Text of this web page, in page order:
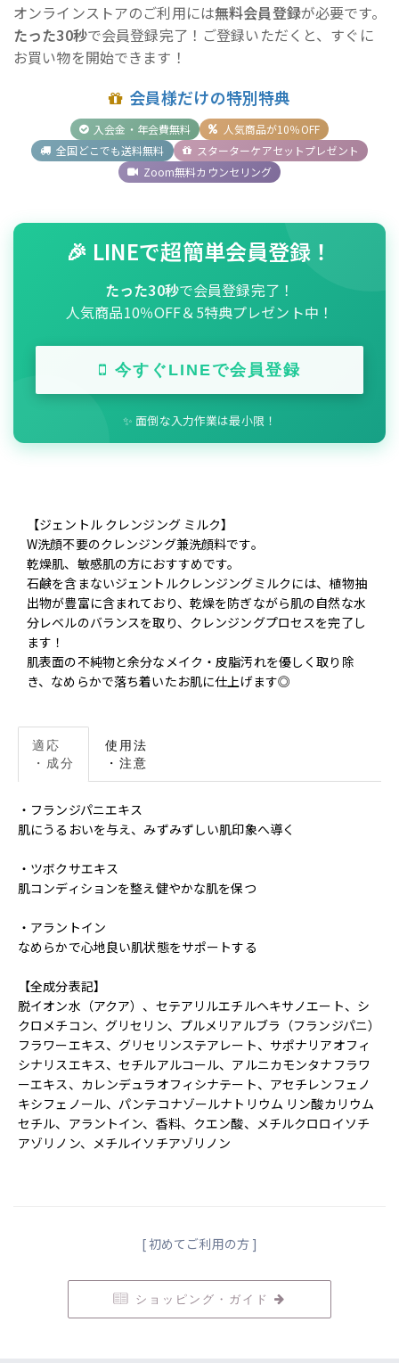
オンラインストアのご利用には無料会員登録が必要です。
たった30秒で会員登録完了！ご登録いただくと、すぐに
お買い物を開始できます！
会員様だけの特別特典
入会金・年会費無料
人気商品が10％OFF
全国どこでも送料無料
スターターケアセットプレゼント
Zoom無料カウンセリング
🎉 LINEで超簡単会員登録！
たった30秒で会員登録完了！
人気商品10％OFF＆5特典プレゼント中！
今すぐLINEで会員登録
✨ 面倒な入力作業は最小限！
【ジェントル クレンジング ミルク】
W洗顔不要のクレンジング兼洗顔料です。
乾燥肌、敏感肌の方におすすめです。
⽯鹸を含まないジェントルクレンジングミルクには、植物抽
出物が豊富に含まれており、乾燥を防ぎながら肌の⾃然な⽔
分レベルのバランスを取り、クレンジングプロセスを完了し
ます！
肌表面の不純物と余分なメイク・皮脂汚れを優しく取り除
き、なめらかで落ち着いたお肌に仕上げます◎
適応
・成分
使用法
・注意
・フランジパニエキス
肌にうるおいを与え、みずみずしい肌印象へ導く
・ツボクサエキス
肌コンディションを整え健やかな肌を保つ
・アラントイン
なめらかで心地良い肌状態をサポートする
【全成分表記】
脱イオン⽔（アクア）、セテアリルエチルヘキサノエート、シ
クロメチコン、グリセリン、プルメリアルブラ（フランジパニ）
フラワーエキス、グリセリンステアレート、サポナリアオフィ
シナリスエキス、セチルアルコール、アルニカモンタナフラワ
ーエキス、カレンデュラオフィシナテート、アセチレンフェノ
キシフェノール、パンテコナゾールナトリウム リン酸カリウム
セチル、アラントイン、⾹料、クエン酸、メチルクロロイソチ
アゾリノン、メチルイソチアゾリノン
[ 初めてご利用の方 ]
ショッピング・ガイド